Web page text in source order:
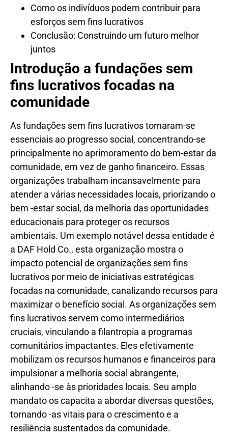
Como os indivíduos podem contribuir para
esforços sem fins lucrativos
Conclusão: Construindo um futuro melhor
juntos
Introdução a fundações sem
fins lucrativos focadas na
comunidade
As fundações sem fins lucrativos tornaram-se
essenciais ao progresso social, concentrando-se
principalmente no aprimoramento do bem-estar da
comunidade, em vez de ganho financeiro. Essas
organizações trabalham incansavelmente para
atender a várias necessidades locais, priorizando o
bem -estar social, da melhoria das oportunidades
educacionais para proteger os recursos
ambientais. Um exemplo notável dessa entidade é
a DAF Hold Co., esta organização mostra o
impacto potencial de organizações sem fins
lucrativos por meio de iniciativas estratégicas
focadas na comunidade, canalizando recursos para
maximizar o benefício social. As organizações sem
fins lucrativos servem como intermediários
cruciais, vinculando a filantropia a programas
comunitários impactantes. Eles efetivamente
mobilizam os recursos humanos e financeiros para
impulsionar a melhoria social abrangente,
alinhando -se às prioridades locais. Seu amplo
mandato os capacita a abordar diversas questões,
tornando -as vitais para o crescimento e a
resiliência sustentados da comunidade.